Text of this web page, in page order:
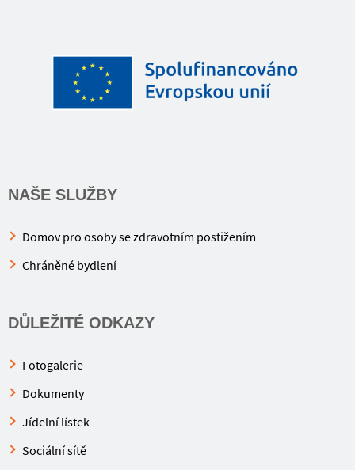
NAŠE SLUŽBY
Domov pro osoby se zdravotním postižením
Chráněné bydlení
DŮLEŽITÉ ODKAZY
Fotogalerie
Dokumenty
Jídelní lístek
Sociální sítě